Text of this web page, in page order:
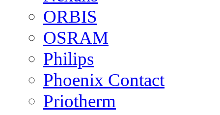
ORBIS
OSRAM
Philips
Phoenix Contact
Priotherm